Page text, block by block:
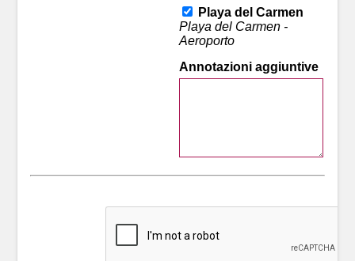
Playa del Carmen
Playa del Carmen -
Aeroporto
Annotazioni aggiuntive